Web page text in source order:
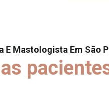
Mastologista Em São